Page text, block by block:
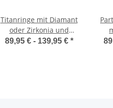
Titanringe mit Diamant
oder Zirkonia und
Gravur MOR64
89,95 € - 139,95 € *